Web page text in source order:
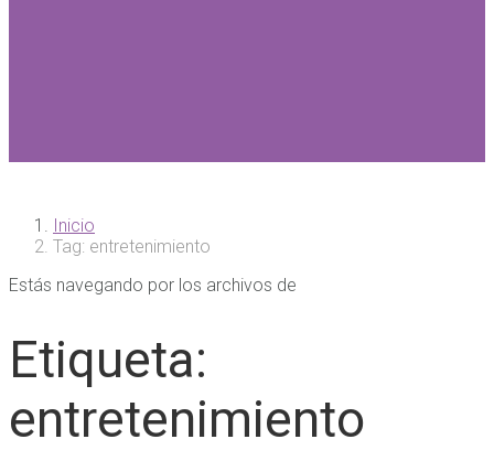
Inicio
Tag: entretenimiento
Estás navegando por los archivos de
Etiqueta:
entretenimiento